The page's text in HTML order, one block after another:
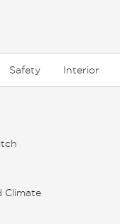
Safety Interior
Climate